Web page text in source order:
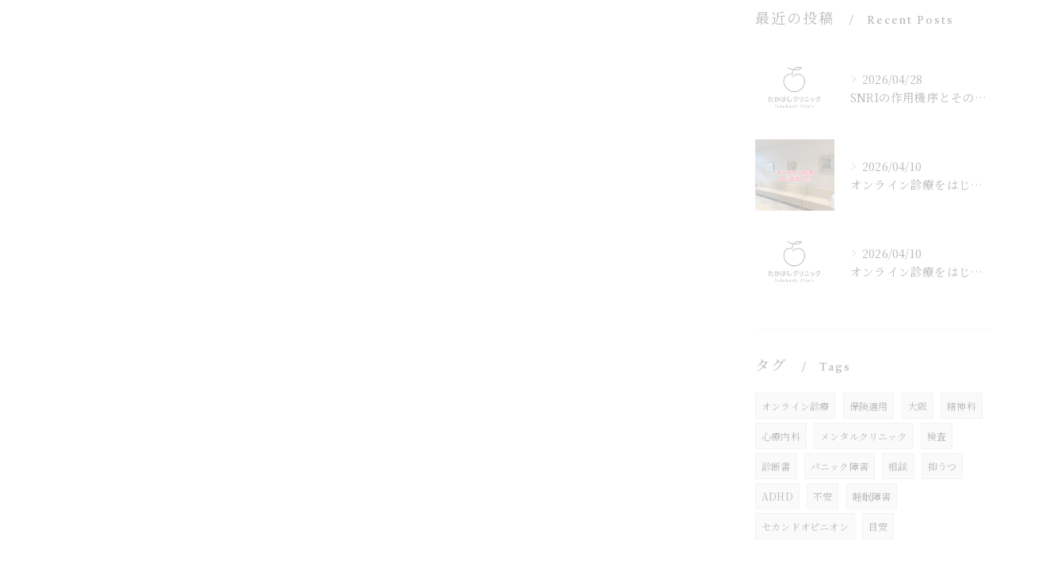
最近の投稿 Recent Posts
2026/04/28
SNRIの作用機序とその効果
2026/04/10
オンライン診療をはじめました
2026/04/10
オンライン診療をはじめました
タグ Tags
オンライン診療 保険適用 大阪 精神科
心療内科 メンタルクリニック 検査
診断書 パニック障害 相談 抑うつ
ADHD 不安 睡眠障害
セカンドオピニオン 目安